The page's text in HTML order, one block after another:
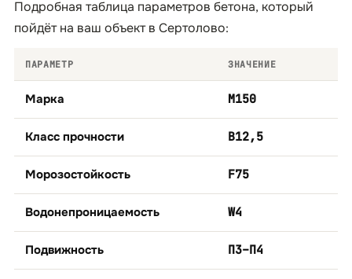
Подробная таблица параметров бетона, который
пойдёт на ваш объект в Сертолово:
ПАРАМЕТР ЗНАЧЕНИЕ
Марка М150
Класс прочности B12,5
Морозостойкость F75
Водонепроницаемость W4
Подвижность П3–П4